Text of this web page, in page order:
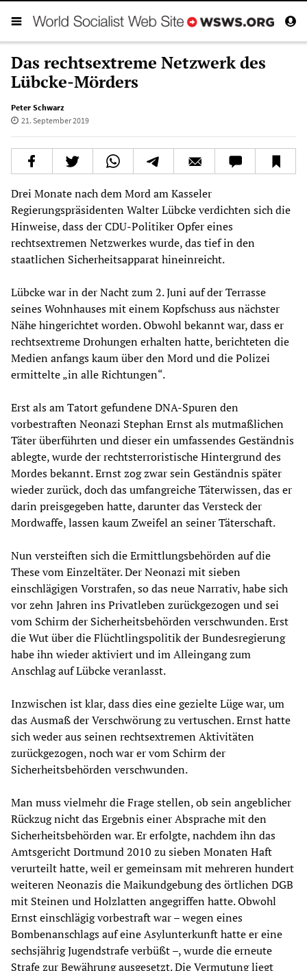
Das rechtsextreme Netzwerk des
Lübcke-Mörders
Peter Schwarz
21. September 2019
Drei Monate nach dem Mord am Kasseler
Regierungspräsidenten Walter Lübcke verdichten sich die
Hinweise, dass der CDU-Politiker Opfer eines
rechtsextremen Netzwerkes wurde, das tief in den
staatlichen Sicherheitsapparat hineinreicht.
Lübcke war in der Nacht zum 2. Juni auf der Terrasse
seines Wohnhauses mit einem Kopfschuss aus nächster
Nähe hingerichtet worden. Obwohl bekannt war, dass er
rechtsextreme Drohungen erhalten hatte, berichteten die
Medien anfangs kaum über den Mord und die Polizei
ermittelte „in alle Richtungen“.
Erst als am Tatort gefundene DNA-Spuren den
vorbestraften Neonazi Stephan Ernst als mutmaßlichen
Täter überführten und dieser ein umfassendes Geständnis
ablegte, wurde der rechtsterroristische Hintergrund des
Mordes bekannt. Ernst zog zwar sein Geständnis später
wieder zurück, doch das umfangreiche Täterwissen, das er
darin preisgegeben hatte, darunter das Versteck der
Mordwaffe, lassen kaum Zweifel an seiner Täterschaft.
Nun versteiften sich die Ermittlungsbehörden auf die
These vom Einzeltäter. Der Neonazi mit sieben
einschlägigen Vorstrafen, so das neue Narrativ, habe sich
vor zehn Jahren ins Privatleben zurückgezogen und sei
vom Schirm der Sicherheitsbehörden verschwunden. Erst
die Wut über die Flüchtlingspolitik der Bundesregierung
habe ihn wieder aktiviert und im Alleingang zum
Anschlag auf Lübcke veranlasst.
Inzwischen ist klar, dass dies eine gezielte Lüge war, um
das Ausmaß der Verschwörung zu vertuschen. Ernst hatte
sich weder aus seinen rechtsextremen Aktivitäten
zurückgezogen, noch war er vom Schirm der
Sicherheitsbehörden verschwunden.
Man muss vielmehr die Frage stellen, ob sein angeblicher
Rückzug nicht das Ergebnis einer Absprache mit den
Sicherheitsbehörden war. Er erfolgte, nachdem ihn das
Amtsgericht Dortmund 2010 zu sieben Monaten Haft
verurteilt hatte, weil er gemeinsam mit mehreren hundert
weiteren Neonazis die Maikundgebung des örtlichen DGB
mit Steinen und Holzlatten angegriffen hatte. Obwohl
Ernst einschlägig vorbestraft war – wegen eines
Bombenanschlags auf eine Asylunterkunft hatte er eine
sechsjährig Jugendstrafe verbüßt –, wurde die erneute
Strafe zur Bewährung ausgesetzt. Die Vermutung liegt